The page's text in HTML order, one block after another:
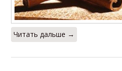
Читать дальше →